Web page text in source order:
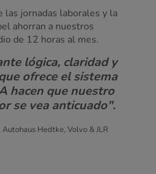
las jornadas laborales y la
ahorran a nuestros
de 12 horas al mes.
lógica, claridad y
ofrece el sistema
hacen que nuestro
se vea anticuado".
Hedtke, Volvo & JLR